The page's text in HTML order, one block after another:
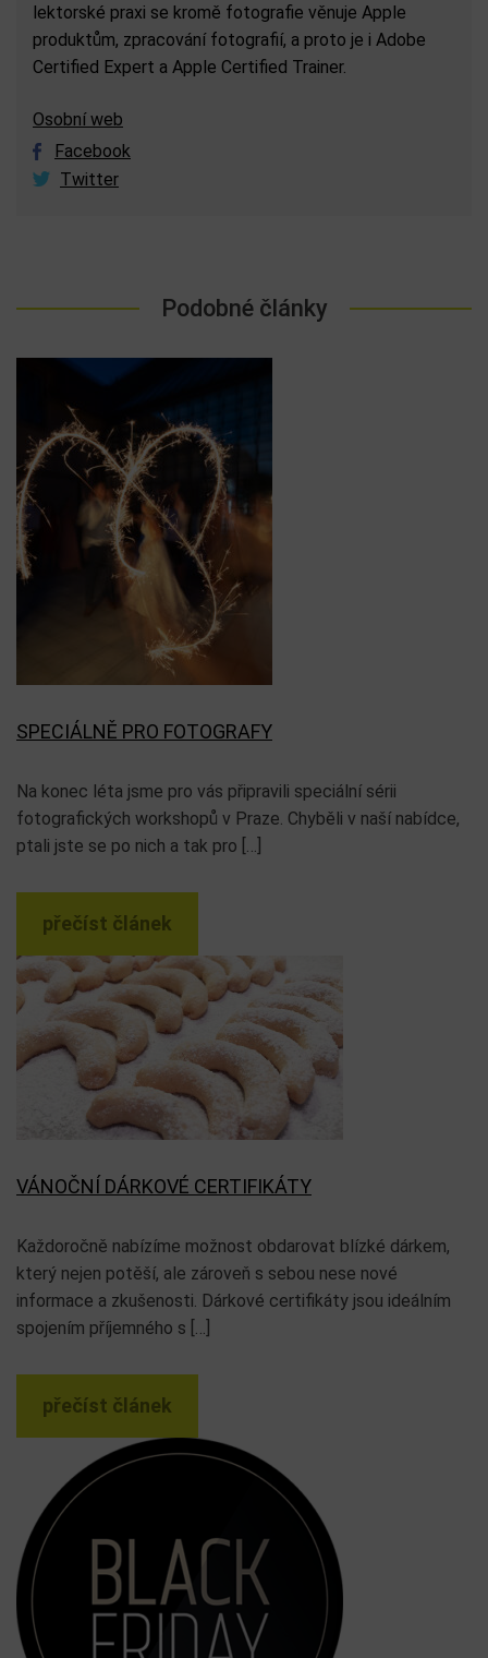
lektorské praxi se kromě fotografie věnuje Apple
produktům, zpracování fotografií, a proto je i Adobe
Certified Expert a Apple Certified Trainer.
Osobní web
Facebook
Twitter
Podobné články
SPECIÁLNĚ PRO FOTOGRAFY
Na konec léta jsme pro vás připravili speciální sérii
fotografických workshopů v Praze. Chyběli v naší nabídce,
ptali jste se po nich a tak pro […]
přečíst článek
VÁNOČNÍ DÁRKOVÉ CERTIFIKÁTY
Každoročně nabízíme možnost obdarovat blízké dárkem,
který nejen potěší, ale zároveň s sebou nese nové
informace a zkušenosti. Dárkové certifikáty jsou ideálním
spojením příjemného s […]
přečíst článek